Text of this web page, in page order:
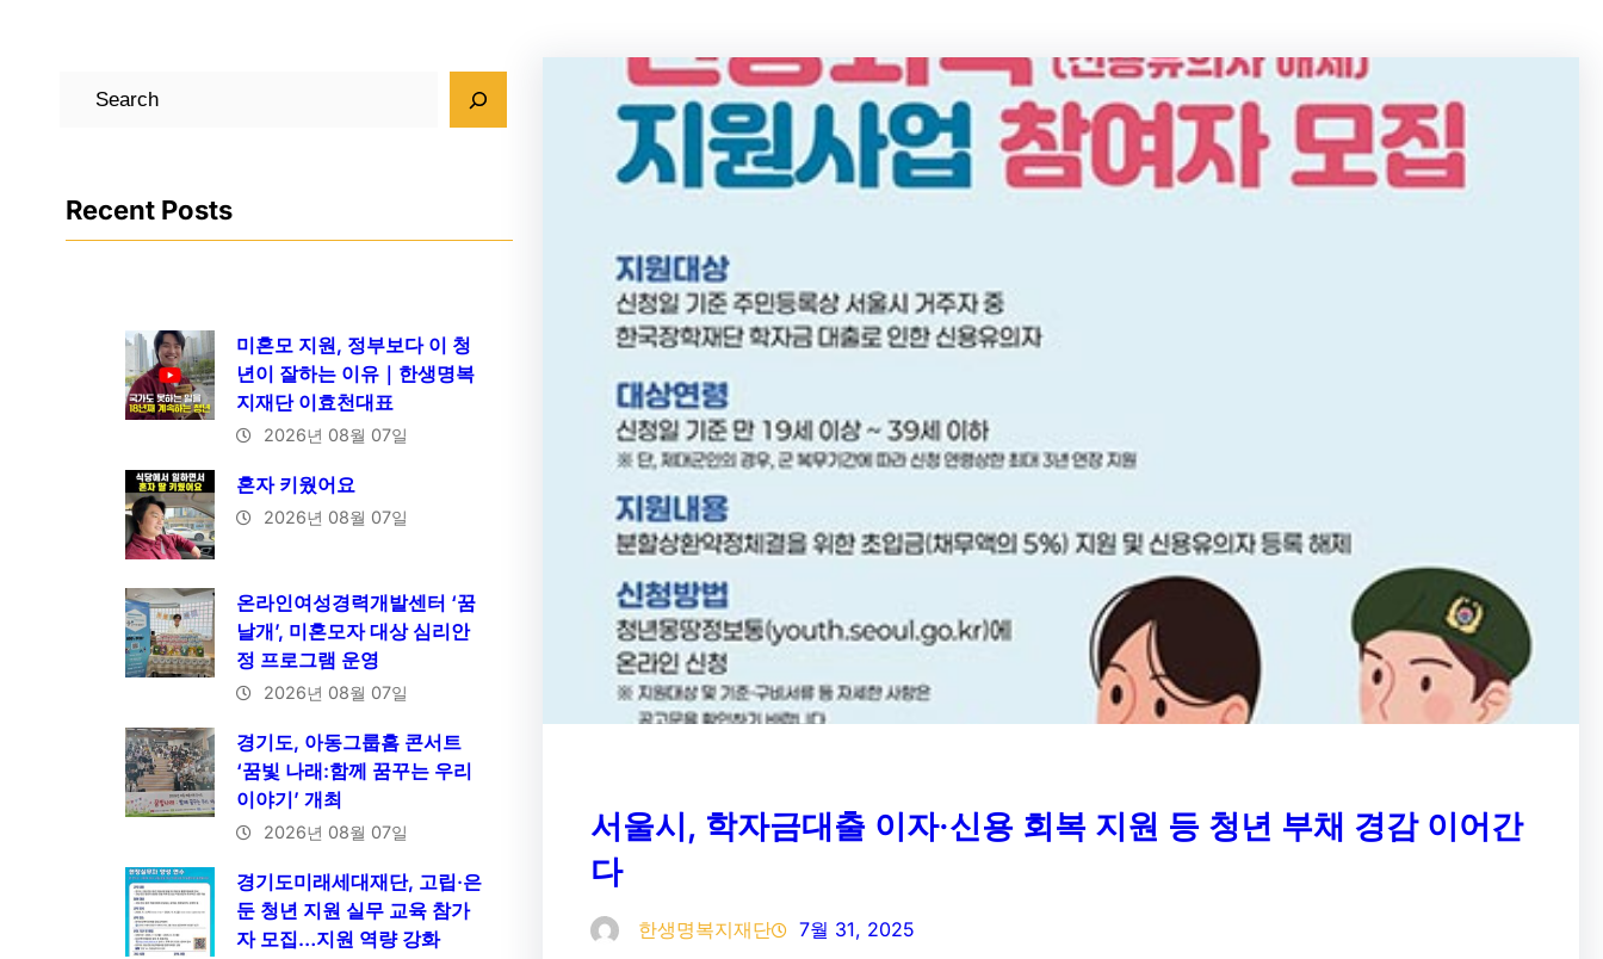
Recent Posts
미혼모 지원, 정부보다 이 청
년이 잘하는 이유｜한생명복
지재단 이효천대표
2026년 08월 07일
혼자 키웠어요
2026년 08월 07일
온라인여성경력개발센터 ‘꿈
날개’, 미혼모자 대상 심리안
정 프로그램 운영
2026년 08월 07일
경기도, 아동그룹홈 콘서트
‘꿈빛 나래:함께 꿈꾸는 우리
이야기’ 개최
2026년 08월 07일
경기도미래세대재단, 고립·은
둔 청년 지원 실무 교육 참가
자 모집…지원 역량 강화
서울시, 학자금대출 이자·신용 회복 지원 등 청년 부채 경감 이어간
다
한생명복지재단 7월 31, 2025